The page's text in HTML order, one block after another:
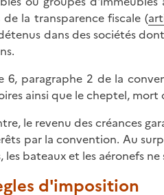
la transparence fiscale (
dans des sociétés
6, paragraphe 2 de la
ainsi que le cheptel,
le revenu des créances
par la convention. Au
les bateaux et les aéronefs
d'imposition